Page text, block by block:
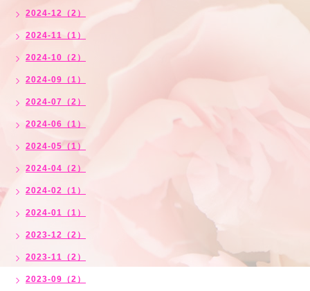
2024-12（2）
2024-11（1）
2024-10（2）
2024-09（1）
2024-07（2）
2024-06（1）
2024-05（1）
2024-04（2）
2024-02（1）
2024-01（1）
2023-12（2）
2023-11（2）
2023-09（2）